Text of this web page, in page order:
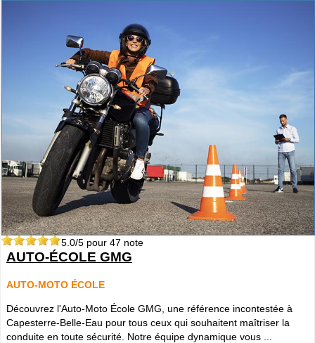
5.0/5 pour 47 note
AUTO-ÉCOLE GMG
AUTO-MOTO ÉCOLE
Découvrez l'Auto-Moto École GMG, une référence incontestée à
Capesterre-Belle-Eau pour tous ceux qui souhaitent maîtriser la
conduite en toute sécurité. Notre équipe dynamique vous ...